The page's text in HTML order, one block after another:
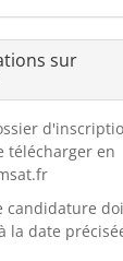
sur
télécharger en
candidature
la date